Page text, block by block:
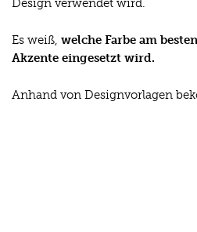
Design verwendet wird.
Es weiß, welche Farbe am
Akzente eingesetzt wird.
Anhand von Designvorlagen